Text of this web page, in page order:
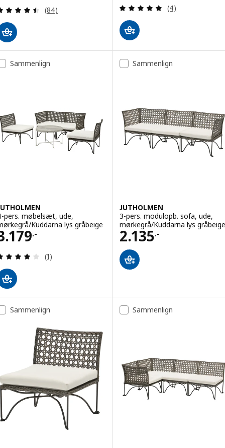
Anmeld: 4.5 ud af 5 Stjerner. Anmeldelser i alt:
(84) Anmeld: 5 ud
(4)
Sammenlign
pers. møbelsæt, ude,
Kuddarna lys gråbeige
.-
3179.-
Anmeld: 4 ud af 5 Stjerner. Anmeldelser i alt:
(1)
Sammenlign
JUTHOLMEN
3-pers. modulopb. sofa, ude,
mørkegrå/Kuddarna lys gråbeige
2.135.-
Pris 2135.-
Sammenlign Sammenlign